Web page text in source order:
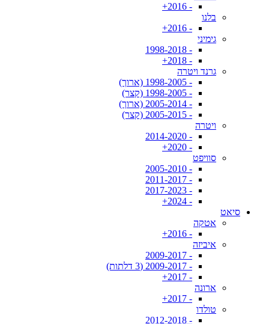
- 2016+
בלנו
- 2016+
גימיני
- 1998-2018
- 2018+
גרנד ויטרה
- 1998-2005 (ארוך)
- 1998-2005 (קצר)
- 2005-2014 (ארוך)
- 2005-2015 (קצר)
ויטרה
- 2014-2020
- 2020+
סוויפט
- 2005-2010
- 2011-2017
- 2017-2023
- 2024+
סיאט
אטקה
- 2016+
איביזה
- 2009-2017
- 2009-2017 (3 דלתות)
- 2017+
ארונה
- 2017+
טולדו
- 2012-2018